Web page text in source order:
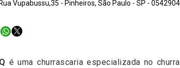
Rua Vupabussu,35 - Pinheiros, São Paulo - SP -
é uma churrascaria especializada no